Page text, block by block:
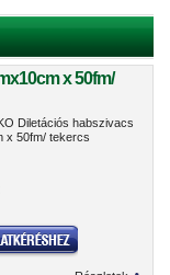
x 50fm/
Diletációs habszivacs
x 50fm/ tekercs